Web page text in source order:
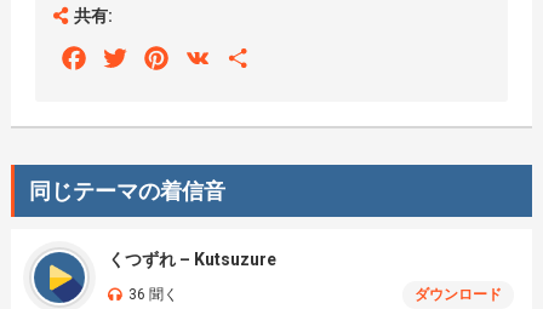
共有:
FacebookTwitterPinterest
VK
同じテーマの着信音
くつずれ – Kutsuzure
36 聞く ダウンロード